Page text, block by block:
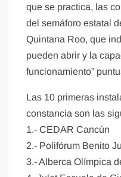
que se practica, las
del semáforo estatal
Quintana Roo, que
pueden abrir y la
funcionamiento”
Las 10 primeras
constancia son las
1.- CEDAR Cancún
2.- Polifórum Benito
3.- Alberca Olímpica